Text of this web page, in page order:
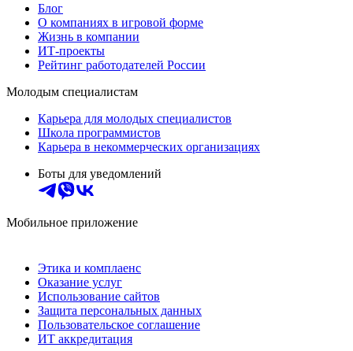
Блог
О компаниях в игровой форме
Жизнь в компании
ИТ-проекты
Рейтинг работодателей России
Молодым специалистам
Карьера для молодых специалистов
Школа программистов
Карьера в некоммерческих организациях
Боты для уведомлений
Мобильное приложение
Этика и комплаенс
Оказание услуг
Использование сайтов
Защита персональных данных
Пользовательское соглашение
ИТ аккредитация